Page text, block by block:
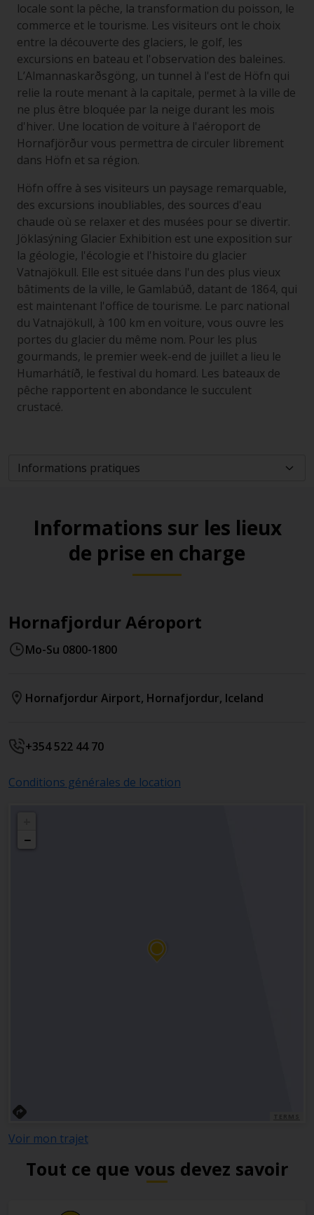
locale sont la pêche, la transformation du poisson, le
commerce et le tourisme. Les visiteurs ont le choix
entre la découverte des glaciers, le golf, les
excursions en bateau et l'observation des baleines.
L’Almannaskarðsgöng, un tunnel à l'est de Höfn qui
relie la route menant à la capitale, permet à la ville de
ne plus être bloquée par la neige durant les mois
d'hiver. Une location de voiture à l'aéroport de
Hornafjörður vous permettra de circuler librement
dans Höfn et sa région.
Höfn offre à ses visiteurs un paysage remarquable,
des excursions inoubliables, des sources d'eau
chaude où se relaxer et des musées pour se divertir.
Jöklasýning Glacier Exhibition est une exposition sur
la géologie, l'écologie et l'histoire du glacier
Vatnajökull. Elle est située dans l'un des plus vieux
bâtiments de la ville, le Gamlabúð, datant de 1864, qui
est maintenant l'office de tourisme. Le parc national
du Vatnajökull, à 100 km en voiture, vous ouvre les
portes du glacier du même nom. Pour les plus
gourmands, le premier week-end de juillet a lieu le
Humarhátíð, le festival du homard. Les bateaux de
pêche rapportent en abondance le succulent
crustacé.
Informations sur les lieux
de prise en charge
Hornafjordur Aéroport
Mo-Su 0800-1800
Hornafjordur Airport, Hornafjordur, Iceland
+354 522 44 70
Conditions générales de location
−
Voir mon trajet
Tout ce que vous devez savoir